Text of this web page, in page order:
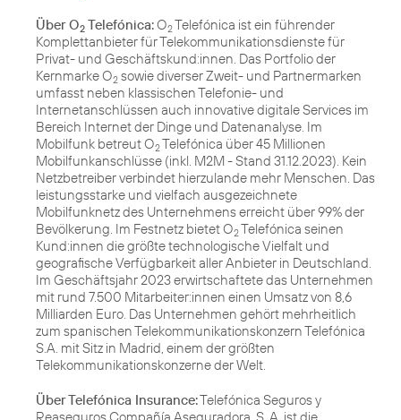
Über O2 Telefónica:O2Telefónica ist ein führender
Komplettanbieter für Telekommunikationsdienste für
Privat- und Geschäftskund:innen. Das Portfolio der
Kernmarke O2 sowie diverser Zweit- und Partnermarken
umfasst neben klassischen Telefonie- und
Internetanschlüssen auch innovative digitale Services im
Bereich Internet der Dinge und Datenanalyse. Im
Mobilfunk betreut O2Telefónica über 45 Millionen
Mobilfunkanschlüsse (inkl. M2M - Stand 31.12.2023). Kein
Netzbetreiber verbindet hierzulande mehr Menschen. Das
leistungsstarke und vielfach ausgezeichnete
Mobilfunknetz des Unternehmens erreicht über 99% der
Bevölkerung. Im Festnetz bietet O2Telefónica seinen
Kund:innen die größte technologische Vielfalt und
geografische Verfügbarkeit aller Anbieter in Deutschland.
Im Geschäftsjahr 2023 erwirtschaftete das Unternehmen
mit rund 7.500 Mitarbeiter:innen einen Umsatz von 8,6
Milliarden Euro. Das Unternehmen gehört mehrheitlich
zum spanischen Telekommunikationskonzern Telefónica
S.A. mit Sitz in Madrid, einem der größten
Telekommunikationskonzerne der Welt.
Über Telefónica Insurance:Telefónica Seguros y